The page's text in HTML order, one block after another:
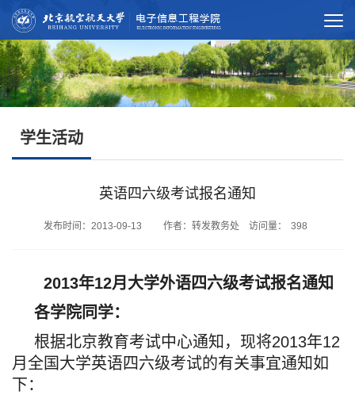
学生活动
英语四六级考试报名通知
发布时间：2013-09-13 作者：转发教务处 访问量： 398
2013年12月大学外语四六级考试报名通知
各学院同学：
根据北京教育考试中心通知，现将2013年12
月全国大学英语四六级考试的有关事宜通知如
下：